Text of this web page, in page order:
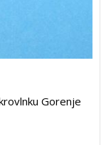
Gorenje